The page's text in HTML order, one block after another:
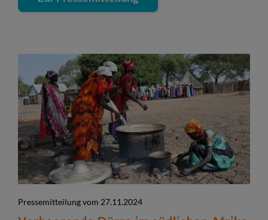
Pressemitteilung vom 27.11.2024